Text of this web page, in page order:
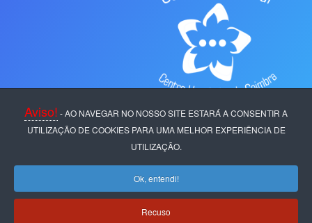
Casa do PessoalCentro Hospitalar deCoimbra
Copyright © 2024
Aviso! - AO NAVEGAR NO NOSSO SITE ESTARÁ A CONSENTIR A
UTILIZAÇÃO DE COOKIES PARA UMA MELHOR EXPERIÊNCIA DE
UTILIZAÇÃO.
Ok, entendi!
Recuso